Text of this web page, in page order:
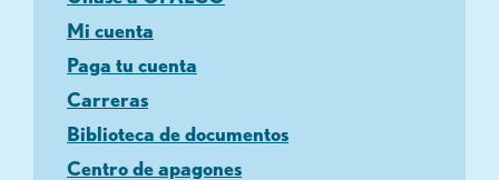
Mi cuenta
Paga tu cuenta
Carreras
Biblioteca de documentos
Centro de apagones